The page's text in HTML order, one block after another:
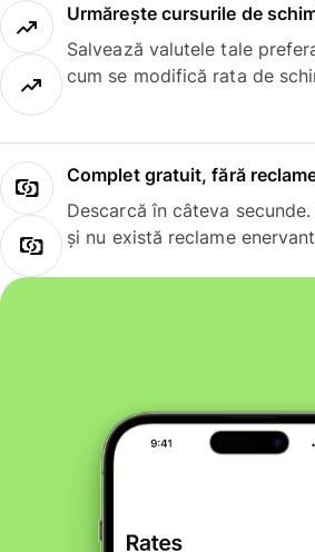
Urmărește cursurile de
Salvează valutele tale
cum se modifică rata de
Complet gratuit, fără
Descarcă în câteva
și nu există reclame